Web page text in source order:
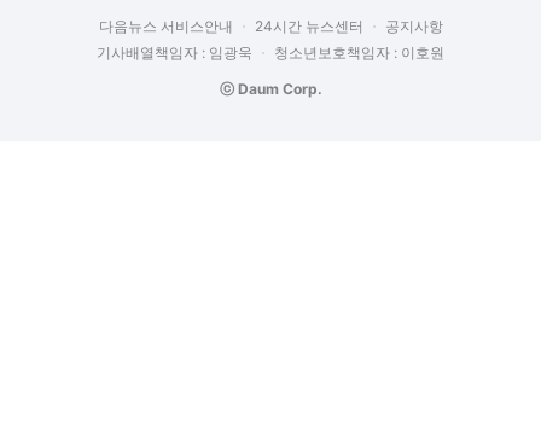
다음뉴스 서비스안내 24시간 뉴스센터
공지사항
기사배열책임자 : 임광욱
청소년보호책임자 : 이호원
ⓒ Daum Corp.